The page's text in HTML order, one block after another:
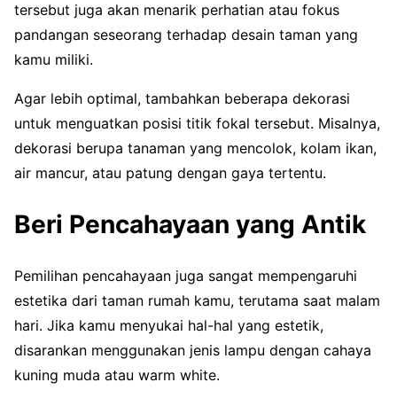
tersebut juga akan menarik perhatian atau fokus
pandangan seseorang terhadap desain taman yang
kamu miliki.
Agar lebih optimal, tambahkan beberapa dekorasi
untuk menguatkan posisi titik fokal tersebut. Misalnya,
dekorasi berupa tanaman yang mencolok, kolam ikan,
air mancur, atau patung dengan gaya tertentu.
Beri Pencahayaan yang Antik
Pemilihan pencahayaan juga sangat mempengaruhi
estetika dari taman rumah kamu, terutama saat malam
hari. Jika kamu menyukai hal-hal yang estetik,
disarankan menggunakan jenis lampu dengan cahaya
kuning muda atau warm white.